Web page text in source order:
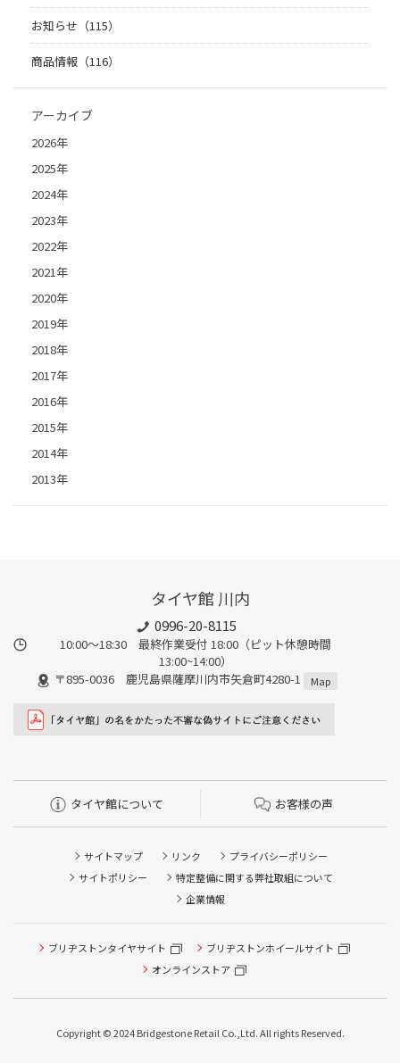
お知らせ（115）
商品情報（116）
アーカイブ
2026年
2025年
2024年
2023年
2022年
2021年
2020年
2019年
2018年
2017年
2016年
2015年
2014年
2013年
タイヤ館 川内
0996-20-8115
10:00～18:30 最終作業受付 18:00（ピット休憩時間
13:00~14:00）
〒895-0036 鹿児島県薩摩川内市矢倉町4280-1
Map
タイヤ館について お客様の声
サイトマップ リンク
プライバシーポリシー
サイトポリシー
特定整備に関する弊社取組について
企業情報
ブリヂストンタイヤサイト
ブリヂストンホイールサイト
オンラインストア
Copyright © 2024 Bridgestone Retail Co.,Ltd. All rights Reserved.
タイヤ点検・安全点検/タイヤ履き替え/オイル交換/その他
ピット作業の予約
本日のタイヤ履き替え順番待ち予約 ※クローク契約会員の